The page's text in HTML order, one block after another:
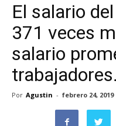
El salario
371 veces
salario
trabajadores.
Por Agustin - febrero 24, 2019